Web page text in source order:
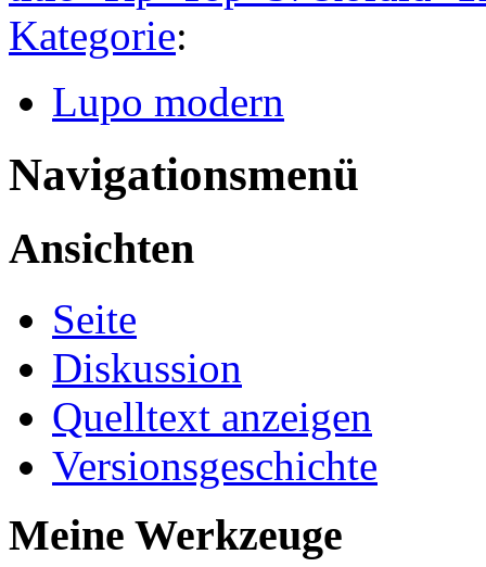
Kategorie:
Lupo modern
Navigationsmenü
Ansichten
Seite
Diskussion
Quelltext anzeigen
Versionsgeschichte
Meine Werkzeuge